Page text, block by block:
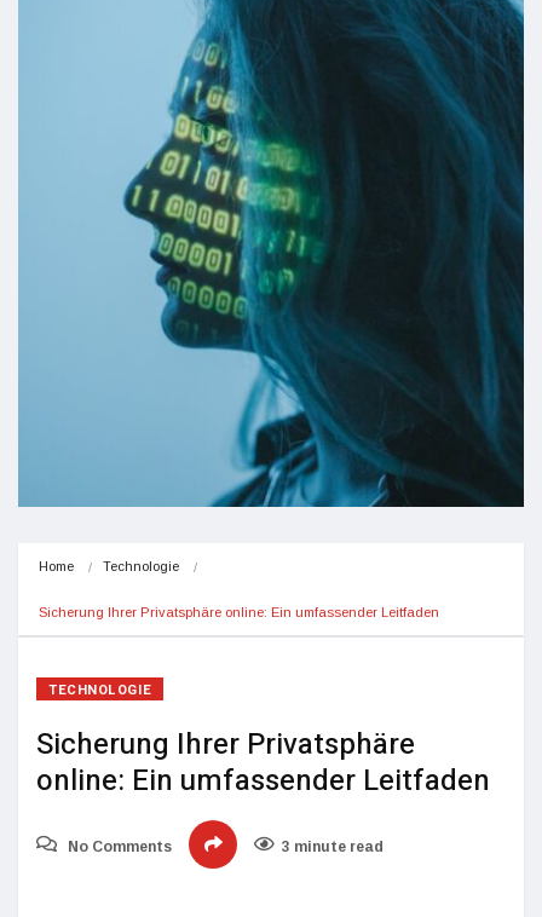
Home Technologie
Sicherung Ihrer Privatsphäre online: Ein umfassender Leitfaden
TECHNOLOGIE
Sicherung Ihrer Privatsphäre
online: Ein umfassender Leitfaden
No Comments 3 minute read